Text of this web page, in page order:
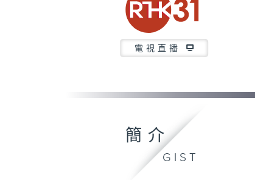
電視直播
簡介
GIST